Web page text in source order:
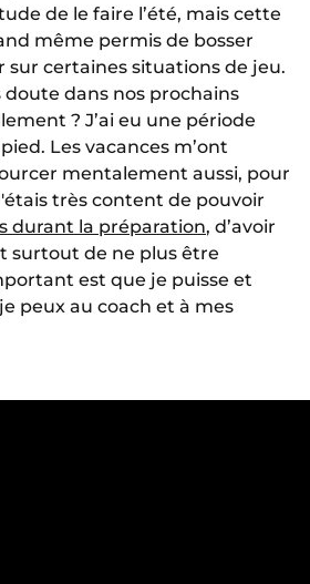
de le faire l’été, mais cette
même permis de bosser
sur certaines situations de jeu.
doute dans nos prochains
? J’ai eu une période
Les vacances m’ont
mentalement aussi, pour
très content de pouvoir
durant la préparation, d’avoir
surtout de ne plus être
est que je puisse et
peux au coach et à mes